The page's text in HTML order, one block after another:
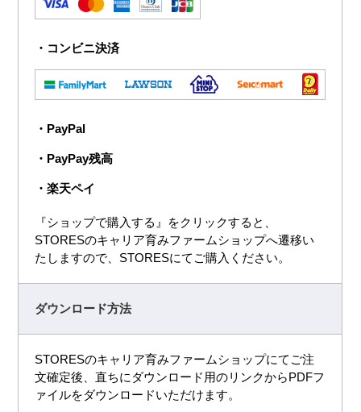
・コンビニ決済
・PayPal
・PayPay残高
・楽天ペイ
『ショップで購入する』をクリックすると、
STORESのキャリア育みファームショップへ遷移い
たしますので、STORESにてご購入ください。
ダウンロード方法
STORESのキャリア育みファームショップにてご注
文確定後、直ちにダウンロード用のリンクからPDFフ
ァイルをダウンロードいただけます。